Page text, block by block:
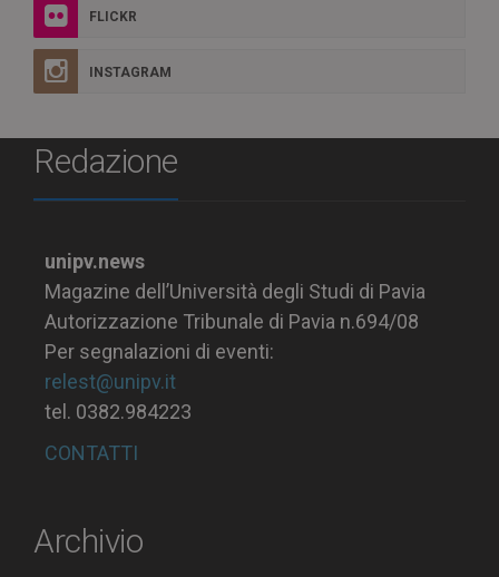
FLICKR
INSTAGRAM
Redazione
unipv.news
Magazine dell’Università degli Studi di Pavia
Autorizzazione Tribunale di Pavia n.694/08
Per segnalazioni di eventi:
relest@unipv.it
tel. 0382.984223
CONTATTI
Archivio